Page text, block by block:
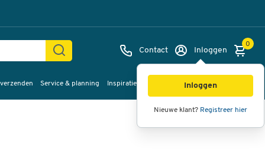
Contact Inloggen
Inloggen
Nieuwe klant? Registreer hier
0
Service & planning Inspiratie
Afbeeldingen Video's
360°
weergave